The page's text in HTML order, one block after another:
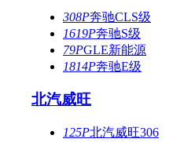
308P奔驰CLS级
1619P奔驰S级
79PGLE新能源
1814P奔驰E级
北汽威旺
125P北汽威旺306